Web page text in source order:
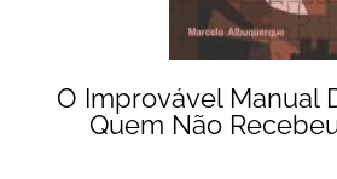
O Improvável Manual
Quem Não